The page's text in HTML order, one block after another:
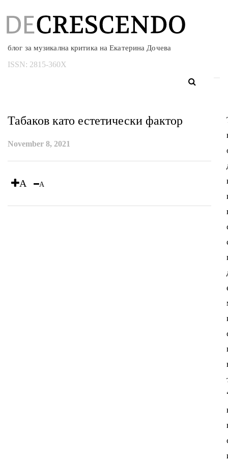
блог за музикална критика на Екатерина Дочева
ISSN: 2815-360X
Табаков като естетически фактор
November 8, 2021
A A